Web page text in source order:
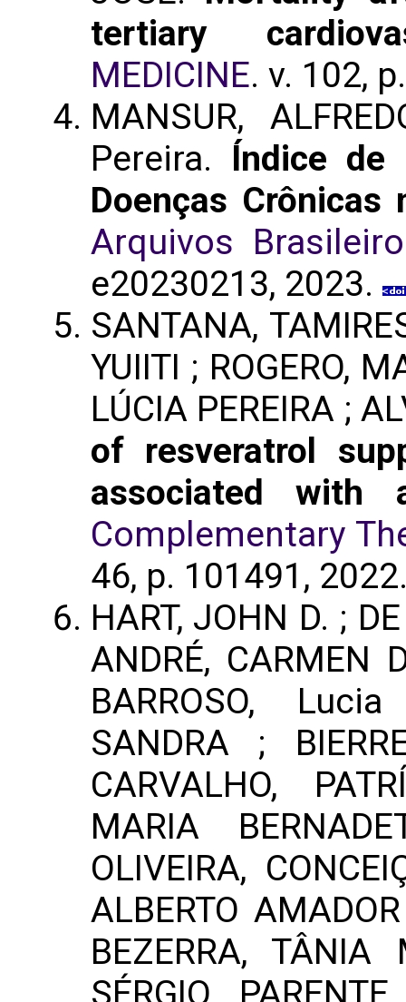
tertiary
MEDICINE. v. 102,
MANSUR,
Pereira. Índice de
Doenças
Arquivos
e20230213, 2023.
SANTANA,
YUIITI ; ROGERO,
LÚCIA PEREIRA ;
of resveratrol
associated with
Complementary
46, p. 101491,
HART, JOHN D. ;
ANDRÉ, CARMEN
BARROSO,
SANDRA ;
CARVALHO,
MARIA
OLIVEIRA,
ALBERTO
BEZERRA,